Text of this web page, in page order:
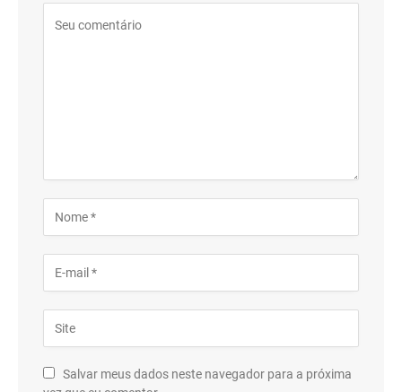
Salvar meus dados neste navegador para a próxima